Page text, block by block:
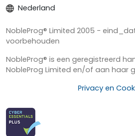
Nederland
NobleProg® Limited 2005 -
voorbehouden
NobleProg® is een geregistreerd
NobleProg Limited en/of aan haar
Privacy en